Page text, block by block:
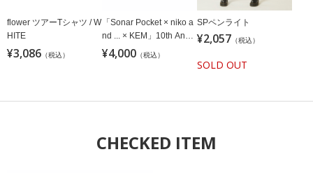
flower ツアーTシャツ / W
HITE
¥3,086 （税込）
「Sonar Pocket × niko a
nd ... × KEM」10th Anniv
ersary Tシャツ
¥4,000 （税込）
SPペンライト
¥2,057 （税込）
SOLD OUT
CHECKED ITEM